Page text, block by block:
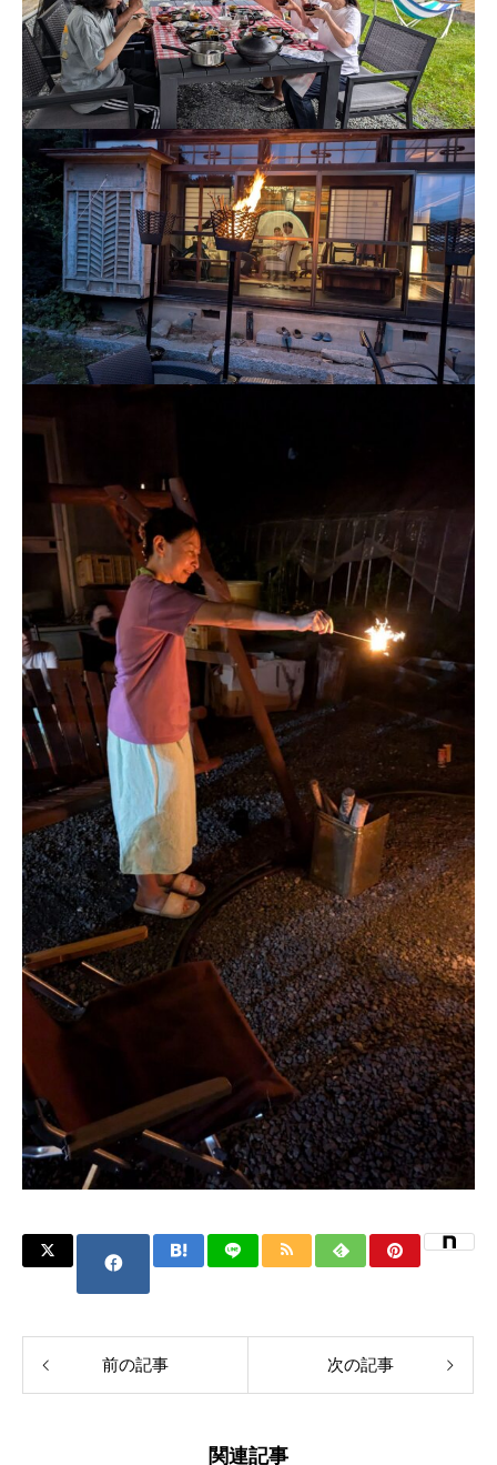
前の記事 次の記事
関連記事